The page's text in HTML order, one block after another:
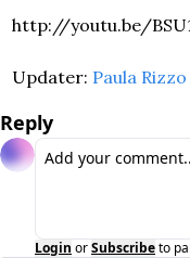
http://youtu.be/
Updater: Paula Rizzo
Reply
Login orSubscribeto